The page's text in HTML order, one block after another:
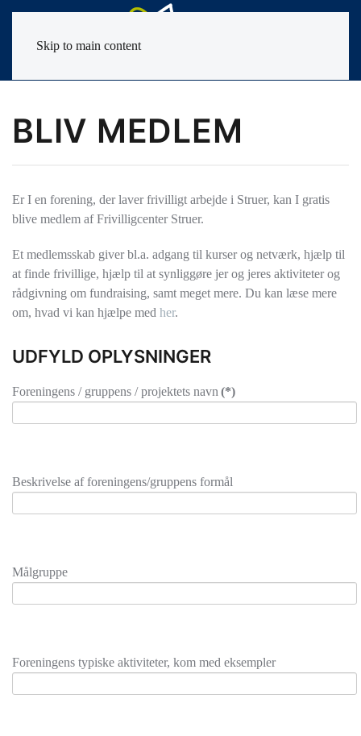
Skip to main content
BLIV MEDLEM
Er I en forening, der laver frivilligt arbejde i Struer, kan I gratis
blive medlem af Frivilligcenter Struer.
Et medlemsskab giver bl.a. adgang til kurser og netværk, hjælp til
at finde frivillige, hjælp til at synliggøre jer og jeres aktiviteter og
rådgivning om fundraising, samt meget mere. Du kan læse mere
om, hvad vi kan hjælpe med her.
UDFYLD OPLYSNINGER
Foreningens / gruppens / projektets navn (*)
Beskrivelse af foreningens/gruppens formål
Målgruppe
Foreningens typiske aktiviteter, kom med eksempler